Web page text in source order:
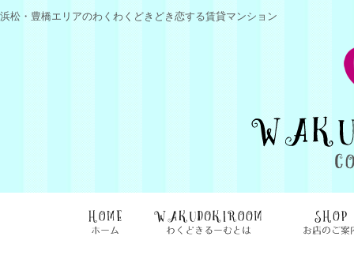
浜松・豊橋エリアのわくわくどきどき恋する賃貸マンション